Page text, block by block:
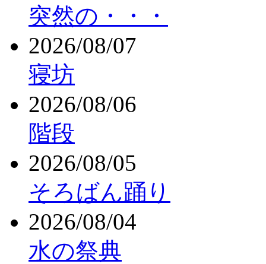
突然の・・・
2026/08/07
寝坊
2026/08/06
階段
2026/08/05
そろばん踊り
2026/08/04
水の祭典